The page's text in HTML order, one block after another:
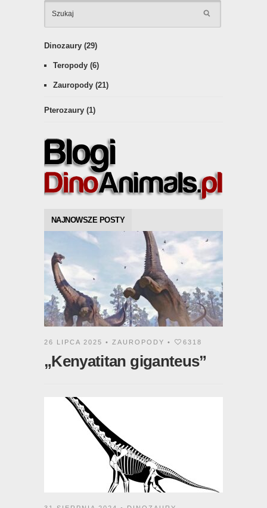
Dinozaury (29)
Teropody (6)
Zauropody (21)
Pterozaury (1)
NAJNOWSZE POSTY
26 LIPCA 2025 • ZAUROPODY • 6318
„Kenyatitan giganteus”